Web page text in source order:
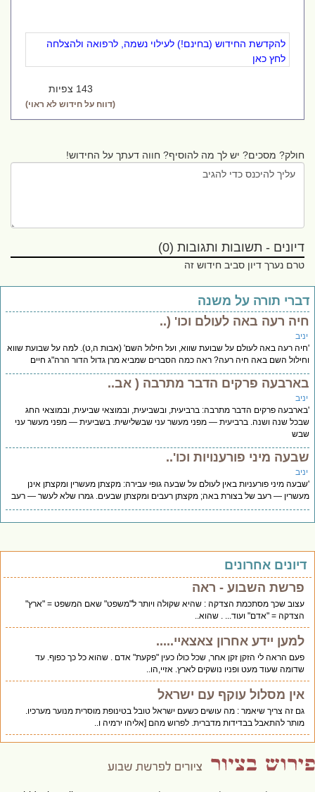
להקדשת החידוש (בחינם!) לעילוי נשמה, לרפואה ולהצלחה
לחץ כאן
143 צפיות
(דווח על חידוש לא ראוי)
חולק? מסכים? יש לך מה להוסיף? חווה דעתך על החידוש!
דיונים - תשובות ותגובות (0)
טרם נערך דיון סביב חידוש זה
תורה על משנה
רעה באה לעולם וכו' (..
רעה באה לעולם על שבועת שווא, ועל חילול השם' (אבות ה,ט). למה על שבועת שווא
השם באה חיה רעה? ראה כמה הסברים שמביא מרן גדול הדור הרה"ג חיים
פרקים הדבר מתרבה ( אב..
פרקים הדבר מתרבה: ברביעית, ובשביעית, ובמוצאי שביעית, ובמוצאי החג
שנה ושנה. ברביעית — מפני מעשר עני שבשלישית. בשביעית — מפני מעשר עני
מיני פורענויות וכו'..
מיני פורעניות באין לעולם על שבעה גופי עבירה: מקצתן מעשרין ומקצתן אינן
— רעב של בצורת באה; מקצתן רעבים ומקצתן שבעים. גמרו שלא לעשר — רעב
אחרונים
פרשת השבוע - ראה
עצוב שכך מסתכמת הצדקה : שהיא שקולה ויותר ל"משפט" שאם המשפט = "ארץ"
הצדקה = "אדם" ועוד... . שהוא..
למען יידע אחרון צאצאיי.....
פעם הראה לי הזקן זקן אחר, שכל כולו כעין "פקעת" אדם . שהוא כל כך כפוף. עד
שדומה שעוד מעט ופניו נושקים לארץ. אזיי,הו..
אין מסלול עוקף עם ישראל
גם זה צריך שיאמר : מה עושים כשעם ישראל טובל בטינופת מוסרית מנוער מערכיו.
מותר להתאבל בבדידות מדברית. לפרוש מהם [אליהו ירמיה ו..